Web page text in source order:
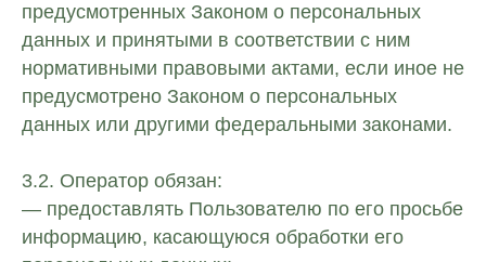
предусмотренных Законом о персональных
данных и принятыми в соответствии с ним
нормативными правовыми актами, если иное не
предусмотрено Законом о персональных
данных или другими федеральными законами.
3.2. Оператор обязан:
— предоставлять Пользователю по его просьбе
информацию, касающуюся обработки его